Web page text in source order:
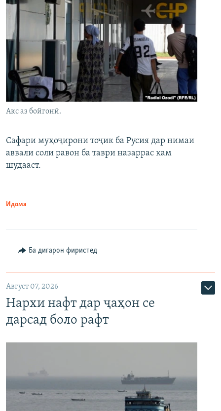
Акс аз бойгонӣ.
Сафари муҳоҷирони тоҷик ба Русия дар нимаи
аввали соли равон ба таври назаррас кам
шудааст.
Идома
Ба дигарон фиристед
Август 07, 2026
Нархи нафт дар ҷаҳон се
дарсад боло рафт